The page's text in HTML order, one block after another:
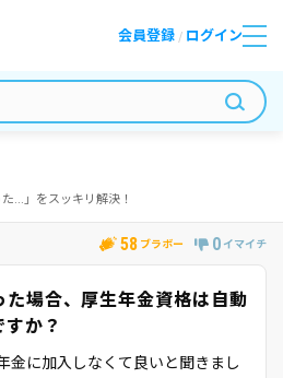
会員登録 / ログイン
...」をスッキリ解決！
58 ブラボー 0 イマイチ
た場合、厚生年金資格は自動
か？
金に加入しなくて良いと聞きまし